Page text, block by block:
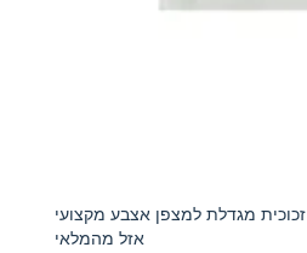
זכוכית מגדלת למצפן אצבע מקצועי
אזל מהמלאי